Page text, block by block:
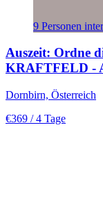
9 Personen
Auszeit: Ordne
KRAFTFELD -
Dornbirn, Österreich
€369 / 4 Tage